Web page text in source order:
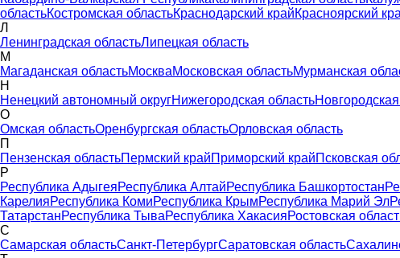
областьКостромская областьКраснодарский крайКрасноярский
Л
Ленинградская областьЛипецкая область
М
Магаданская областьМоскваМосковская областьМурманская
Н
Ненецкий автономный округНижегородская область
О
Омская областьОренбургская областьОрловская область
П
Пензенская областьПермский крайПриморский крайПсковская
Р
Республика АдыгеяРеспублика АлтайРеспублика Башкортостан
КарелияРеспублика КомиРеспублика КрымРеспублика Марий Эл
ТатарстанРеспублика ТываРеспублика ХакасияРостовская
С
Самарская областьСанкт-ПетербургСаратовская область